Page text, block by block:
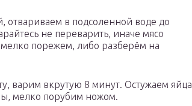
отвариваем в подсоленной воде до
не переварить, иначе мясо
мелко порежем, либо разберём на
варим вкрутую 8 минут. Остужаем яйца
мелко порубим ножом.